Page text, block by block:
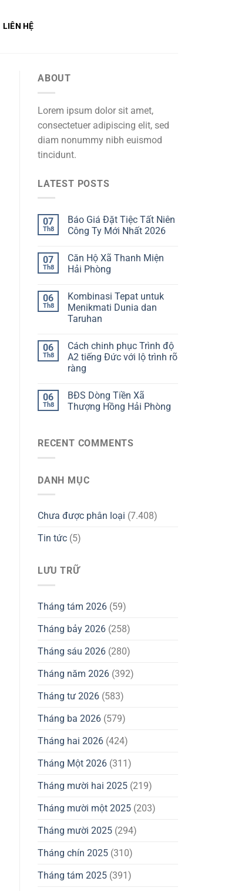
LIÊN HỆ
ABOUT
Lorem ipsum dolor sit amet,
consectetuer adipiscing elit, sed
diam nonummy nibh euismod
tincidunt.
LATEST POSTS
07
Th8
Báo Giá Đặt Tiệc Tất Niên
Công Ty Mới Nhất 2026
07
Th8
Căn Hộ Xã Thanh Miện
Hải Phòng
06
Th8
Kombinasi Tepat untuk
Menikmati Dunia dan
Taruhan
06
Th8
Cách chinh phục Trình độ
A2 tiếng Đức với lộ trình rõ
ràng
06
Th8
BĐS Dòng Tiền Xã
Thượng Hồng Hải Phòng
RECENT COMMENTS
DANH MỤC
Chưa được phân loại (7.408)
Tin tức (5)
LƯU TRỮ
Tháng tám 2026 (59)
Tháng bảy 2026 (258)
Tháng sáu 2026 (280)
Tháng năm 2026 (392)
Tháng tư 2026 (583)
Tháng ba 2026 (579)
Tháng hai 2026 (424)
Tháng Một 2026 (311)
Tháng mười hai 2025 (219)
Tháng mười một 2025 (203)
Tháng mười 2025 (294)
Tháng chín 2025 (310)
Tháng tám 2025 (391)